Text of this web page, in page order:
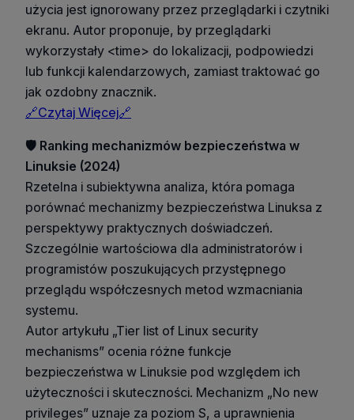
użycia jest ignorowany przez przeglądarki i czytniki
ekranu. Autor proponuje, by przeglądarki
wykorzystały <time> do lokalizacji, podpowiedzi
lub funkcji kalendarzowych, zamiast traktować go
jak ozdobny znacznik.
🔗Czytaj Więcej🔗
🛡️ Ranking mechanizmów bezpieczeństwa w
Linuksie (2024)
Rzetelna i subiektywna analiza, która pomaga
porównać mechanizmy bezpieczeństwa Linuksa z
perspektywy praktycznych doświadczeń.
Szczególnie wartościowa dla administratorów i
programistów poszukujących przystępnego
przeglądu współczesnych metod wzmacniania
systemu.
Autor artykułu „Tier list of Linux security
mechanisms” ocenia różne funkcje
bezpieczeństwa w Linuksie pod względem ich
użyteczności i skuteczności. Mechanizm „No new
privileges” uznaje za poziom S, a uprawnienia